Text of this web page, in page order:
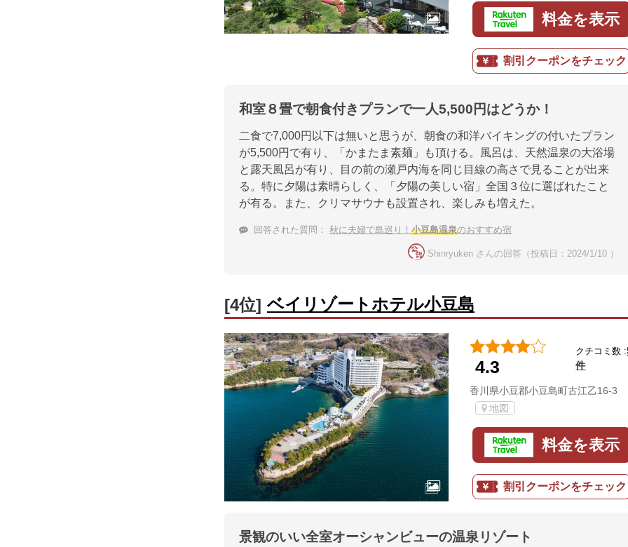
料金を表示
割引クーポンをチェック
和室８畳で朝食付きプランで一人5,500円はどうか！
二食で7,000円以下は無いと思うが、朝食の和洋バイキングの付いたプラン
が5,500円で有り、「かまたま素麺」も頂ける。風呂は、天然温泉の大浴場
と露天風呂が有り、目の前の瀬戸内海を同じ目線の高さで見ることが出来
る。特に夕陽は素晴らしく、「夕陽の美しい宿」全国３位に選ばれたこと
が有る。また、クリマサウナも設置され、楽しみも増えた。
回答された質問： 秋に夫婦で島巡り！ 小豆島温泉のおすすめ宿
Shinryuken さんの回答（投稿日：2024/1/10 ）
[4位] ベイリゾートホテル小豆島
4.3
クチコミ数 :
件
香川県小豆郡小豆島町古江乙16-3
地図
料金を表示
割引クーポンをチェック
景観のいい全室オーシャンビューの温泉リゾート